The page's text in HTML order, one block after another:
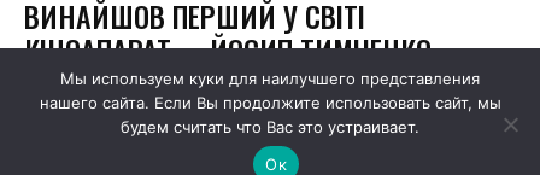
Мы используем куки для наилучшего представления
нашего сайта. Если Вы продолжите использовать сайт, мы
будем считать что Вас это устраивает.
Ок